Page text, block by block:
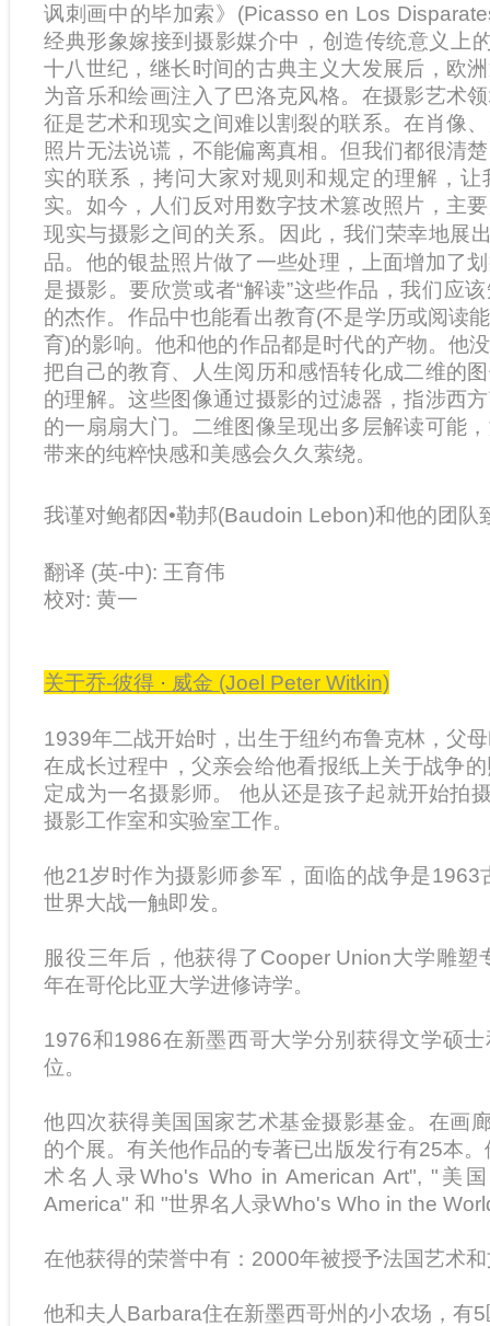
讽刺画中的毕加索》(Picasso en Los
经典形象嫁接到摄影媒介中，创造传统意义上
十八世纪，继长时间的古典主义大发展后，欧
为音乐和绘画注入了巴洛克风格。在摄影艺术
征是艺术和现实之间难以割裂的联系。在肖像
照片无法说谎，不能偏离真相。但我们都很清
实的联系，拷问大家对规则和规定的理解，
实。如今，人们反对用数字技术篡改照片，主
现实与摄影之间的关系。因此，我们荣幸地展
品。他的银盐照片做了一些处理，上面增加了
是摄影。要欣赏或者“解读”这些作品，我们应
的杰作。作品中也能看出教育(不是学历或阅读
育)的影响。他和他的作品都是时代的产物。他
把自己的教育、人生阅历和感悟转化成二维的
的理解。这些图像通过摄影的过滤器，指涉西
的一扇扇大门。二维图像呈现出多层解读可能
带来的纯粹快感和美感会久久萦绕。
我谨对鲍都因•勒邦(Baudoin Lebon)和他的团队
翻译 (英-中): 王育伟
校对: 黄一
关于乔-彼得 · 威金 (Joel Peter Witkin)
1939年二战开始时，出生于纽约布鲁克林，父
在成长过程中，父亲会给他看报纸上关于战争
定成为一名摄影师。 他从还是孩子起就开始拍
摄影工作室和实验室工作。
他21岁时作为摄影师参军，面临的战争是1963
世界大战一触即发。
服役三年后，他获得了Cooper Union大学雕塑
年在哥伦比亚大学进修诗学。
1976和1986在新墨西哥大学分别获得文学硕
位。
他四次获得美国国家艺术基金摄影基金。在画
的个展。有关他作品的专著已出版发行有25本
术名人录Who's Who in American Art", "美
America" 和 "世界名人录Who's Who in the
在他获得的荣誉中有：2000年被授予法国艺术
他和夫人Barbara住在新墨西哥州的小农场，有